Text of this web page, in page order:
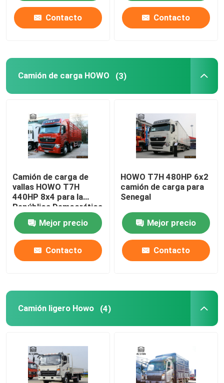
Contacto Contacto
Camión de carga HOWO (3)
Camión de carga de
vallas HOWO T7H
440HP 8x4 para la
República Democrática
del Congo – Precio de
fábricaMejor precio
Contacto
HOWO T7H 480HP 6x2
camión de carga para
Senegal
Mejor precio
Contacto
Camión ligero Howo (4)